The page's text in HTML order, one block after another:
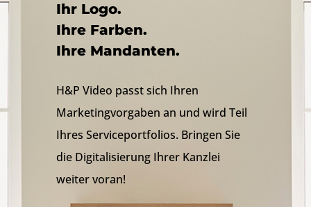
Ihr Logo.
Ihre Farben.
Ihre Mandanten.
H&P Video passt sich Ihren
Marketingvorgaben an und wird Teil
Ihres Serviceportfolios. Bringen Sie
die Digitalisierung Ihrer Kanzlei
weiter voran!